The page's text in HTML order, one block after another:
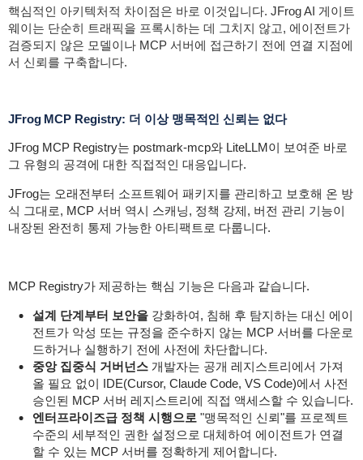
핵심적인 아키텍처적 차이점은 바로 이것입니다. JFrog AI 게이트
웨이는 단순히 트래픽을 프록시하는 데 그치지 않고, 에이전트가
검증되지 않은 모델이나 MCP 서버에 접근하기 전에 연결 지점에
서 신뢰를 구축합니다.
JFrog MCP Registry: 더 이상 맹목적인 신뢰는 없다
JFrog MCP Registry는 postmark-mcp와 LiteLLM이 보여준 바로
그 유형의 공격에 대한 직접적인 대응입니다.
JFrog는 오래전부터 소프트웨어 패키지를 관리하고 보호해 온 방
식 그대로, MCP 서버 역시 스캐닝, 정책 강제, 버전 관리 기능이
내장된 완전히 통제 가능한 아티팩트로 다룹니다.
MCP Registry가 제공하는 핵심 기능은 다음과 같습니다.
설계 단계부터 보안을 강화하여, 침해 후 탐지하는 대신 에이
전트가 악성 또는 규정을 준수하지 않는 MCP 서버를 다운로
드하거나 실행하기 전에 사전에 차단합니다.
중앙 집중식 거버넌스 개발자는 공개 레지스트리에서 가져
올 필요 없이 IDE(Cursor, Claude Code, VS Code)에서 사전
승인된 MCP 서버 레지스트리에 직접 액세스할 수 있습니다.
엔터프라이즈급 정책 시행으로 "맹목적인 신뢰"를 프로젝트
수준의 세부적인 권한 설정으로 대체하여 에이전트가 연결
할 수 있는 MCP 서버를 정확하게 제어합니다.